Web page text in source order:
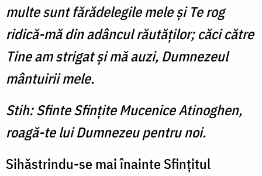
multe sunt fărădelegile mele şi Te rog
ridică-mă din adâncul răutăţilor; căci către
Tine am strigat şi mă auzi, Dumnezeul
mântuirii mele.
Stih: Sfinte Sfinţite Mucenice Atinoghen,
roagă-te lui Dumnezeu pentru noi.
Sihăstrindu-se mai înainte Sfinţitul